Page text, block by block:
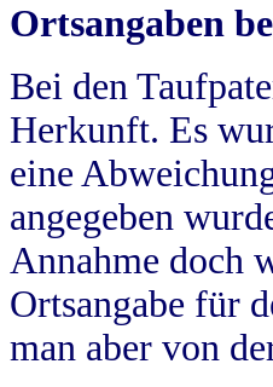
Ortsangaben
Bei den
Herkunft. Es
eine
angegeben
Annahme doch
Ortsangabe für
man aber von